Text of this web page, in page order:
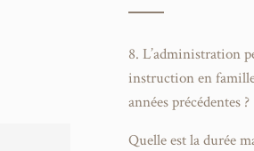
8. L’administration
instruction en
années précédentes ?
Quelle est la durée